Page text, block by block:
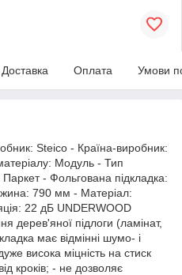
Доставка Оплата Умови
Steico - Країна-виробник:
Модуль - Тип
Паркет - Фольгована підкладка:
790 мм - Матеріал:
22 дБ UNDERWOOD
дерев'яної підлоги (ламінат,
має відмінні шумо- і
висока міцність на стиск
кроків; - не дозволяє